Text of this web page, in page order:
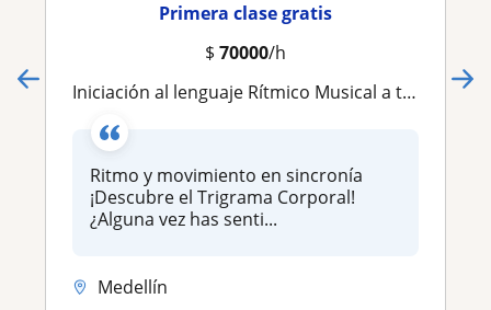
Primera clase gratis
$ 70000/h
Iniciación al lenguaje Rítmico Musical a través del cuerpo en movimiento. Trigrama Corporal
Ritmo y movimiento en sincronía
¡Descubre el Trigrama Corporal!
¿Alguna vez has senti...
Medellín